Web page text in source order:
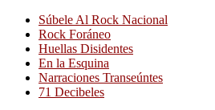
Súbele Al Rock Nacional
Rock Foráneo
Huellas Disidentes
En la Esquina
Narraciones Transeúntes
71 Decibeles